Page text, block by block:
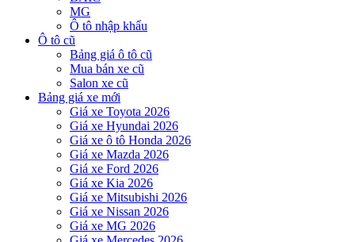
MG
Ô tô nhập khẩu
Ô tô cũ
Bảng giá ô tô cũ
Mua bán xe cũ
Salon xe cũ
Bảng giá xe mới
Giá xe Toyota 2026
Giá xe Hyundai 2026
Giá xe ô tô Honda 2026
Giá xe Mazda 2026
Giá xe Ford 2026
Giá xe Kia 2026
Giá xe Mitsubishi 2026
Giá xe Nissan 2026
Giá xe MG 2026